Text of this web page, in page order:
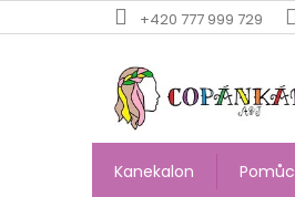
na
+420 777 999 729
Kanekalon